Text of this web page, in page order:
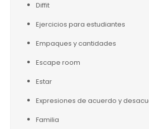
Diffit
Ejercicios para estudiantes
Empaques y cantidades
Escape room
Estar
Expresiones de acuerdo y
Familia